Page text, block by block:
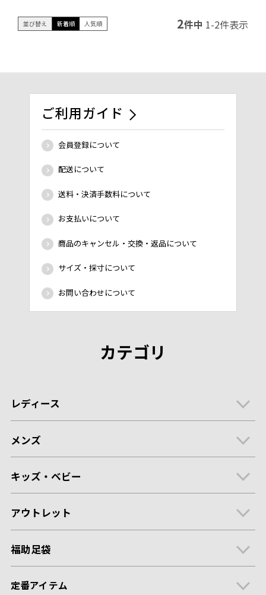
並び替え 新着順 人気順 2件中 1-2件表示
ご利用ガイド
会員登録について
配送について
送料・決済手数料について
お支払いについて
商品のキャンセル・交換・返品について
サイズ・採寸について
お問い合わせについて
カテゴリ
レディース
メンズ
キッズ・ベビー
アウトレット
福助足袋
定番アイテム